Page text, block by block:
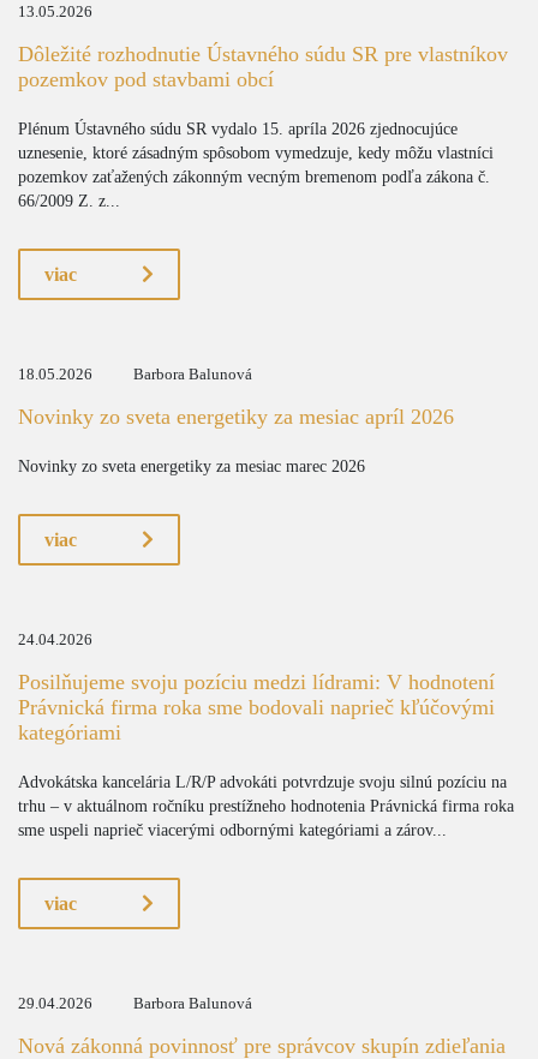
13.05.2026
Dôležité rozhodnutie Ústavného súdu SR pre vlastníkov
pozemkov pod stavbami obcí
Plénum Ústavného súdu SR vydalo 15. apríla 2026 zjednocujúce
uznesenie, ktoré zásadným spôsobom vymedzuje, kedy môžu vlastníci
pozemkov zaťažených zákonným vecným bremenom podľa zákona č.
66/2009 Z. z...
viac
18.05.2026 Barbora Balunová
Novinky zo sveta energetiky za mesiac apríl 2026
Novinky zo sveta energetiky za mesiac marec 2026
viac
24.04.2026
Posilňujeme svoju pozíciu medzi lídrami: V hodnotení
Právnická firma roka sme bodovali naprieč kľúčovými
kategóriami
Advokátska kancelária L/R/P advokáti potvrdzuje svoju silnú pozíciu na
trhu – v aktuálnom ročníku prestížneho hodnotenia Právnická firma roka
sme uspeli naprieč viacerými odbornými kategóriami a zárov...
viac
29.04.2026 Barbora Balunová
Nová zákonná povinnosť pre správcov skupín zdieľania